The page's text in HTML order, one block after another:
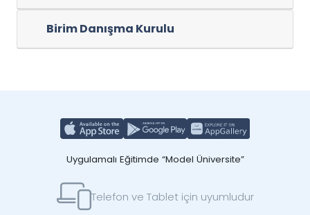
Birim Danışma Kurulu
Uygulamalı Eğitimde “Model Üniversite”
Telefon ve Tablet için uyumludur